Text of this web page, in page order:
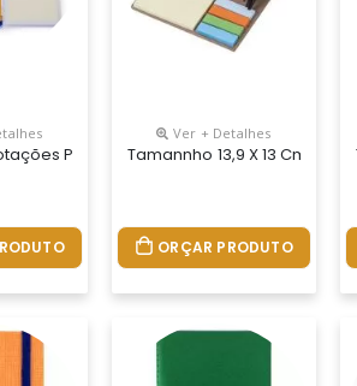
Solar De 8 Dígitos Acoplada.
E Post-It. Bloco Com Fechamento Lateral
Plástico Com Post-It, Capa Colorida
Ver + Detalhes
Tamannho 13,9 X 13
ORÇAR PRODUTO